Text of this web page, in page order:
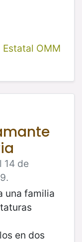
Estatal OMM
14 de
una familia
en dos